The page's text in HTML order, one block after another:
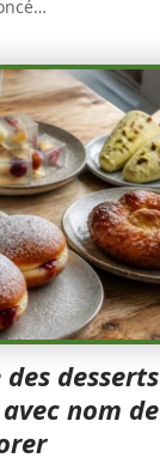
…
desserts
nom de